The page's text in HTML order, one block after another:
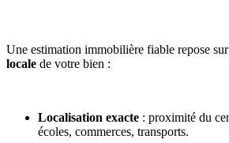
Une estimation immobilière fiable repose
locale de votre bien :
Localisation exacte : proximité du
écoles, commerces, transports.